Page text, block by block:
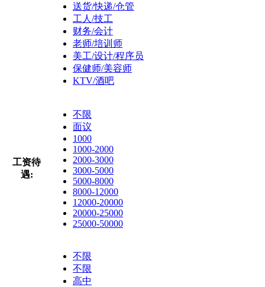
送货/快递/仓管
工人/技工
财务/会计
老师/培训师
美工/设计/程序员
保健师/美容师
KTV/酒吧
工资待
遇:
不限
面议
1000
1000-2000
2000-3000
3000-5000
5000-8000
8000-12000
12000-20000
20000-25000
25000-50000
不限
不限
高中